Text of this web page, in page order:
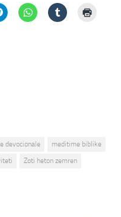
devocionale
meditime biblike
Zoti heton zemren